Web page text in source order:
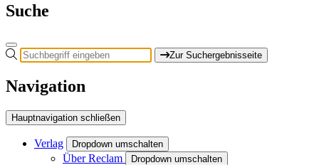
Suche
Zur Suchergebnisseite
Navigation
Hauptnavigation schließen
Verlag Dropdown umschalten
Über Reclam Dropdown umschalten